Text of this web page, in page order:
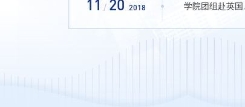
11 / 20 2018 学院团组赴英